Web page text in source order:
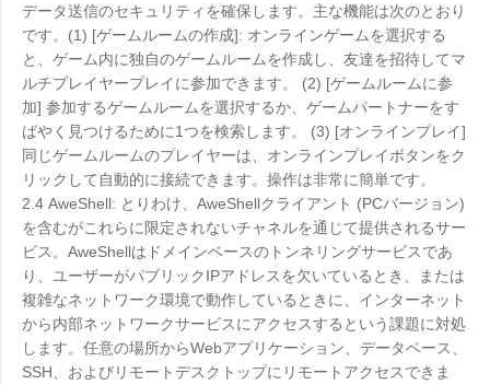
データ送信のセキュリティを確保します。主な機能は次のとおり
です。(1) [ゲームルームの作成]: オンラインゲームを選択する
と、ゲーム内に独自のゲームルームを作成し、友達を招待してマ
ルチプレイヤープレイに参加できます。 (2) [ゲームルームに参
加] 参加するゲームルームを選択するか、ゲームパートナーをす
ばやく見つけるために1つを検索します。 (3) [オンラインプレイ]
同じゲームルームのプレイヤーは、オンラインプレイボタンをク
リックして自動的に接続できます。操作は非常に簡単です。
2.4 AweShell: とりわけ、AweShellクライアント (PCバージョン)
を含むがこれらに限定されないチャネルを通じて提供されるサー
ビス。AweShellはドメインベースのトンネリングサービスであ
り、ユーザーがパブリックIPアドレスを欠いているとき、または
複雑なネットワーク環境で動作しているときに、インターネット
から内部ネットワークサービスにアクセスするという課題に対処
します。任意の場所からWebアプリケーション、データベース、
SSH、およびリモートデスクトップにリモートアクセスできま